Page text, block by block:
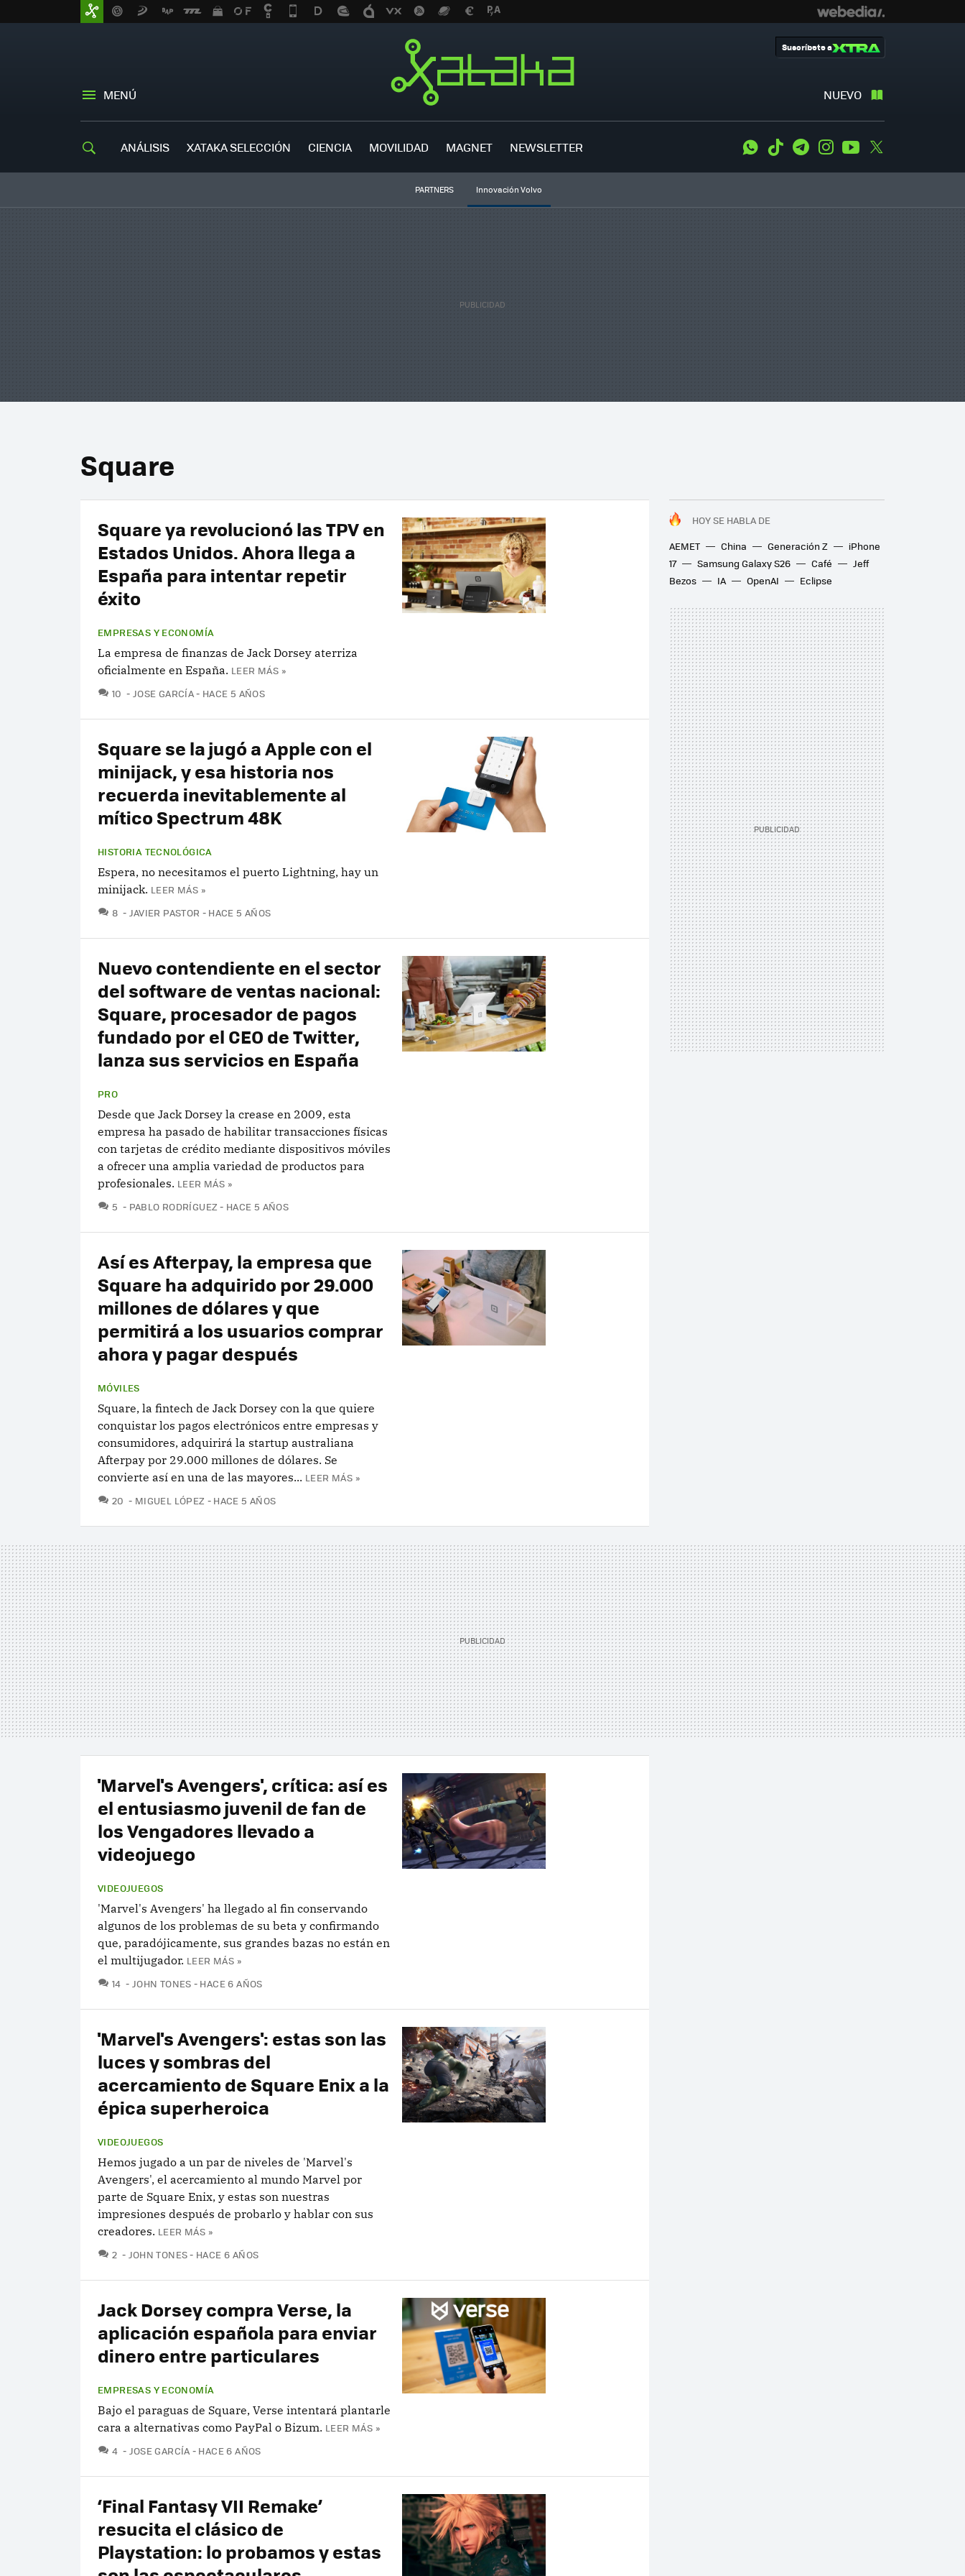
MENÚ NUEVO
Suscríbete a
ANÁLISIS XATAKA SELECCIÓN CIENCIA MOVILIDAD MAGNET NEWSLETTER WhatsApp
Tiktok TelegramInstagramYoutube
PARTNERS Innovación Volvo
Square
HOY SE HABLA DE
AEMET
China Generación Z
iPhone
17
Samsung Galaxy S26 Café
Jeff
Bezos
IA OpenAI Eclipse
Square ya revolucionó las TPV en
Estados Unidos. Ahora llega a
España para intentar repetir
éxito
EMPRESAS Y ECONOMÍA
La empresa de finanzas de Jack Dorsey aterriza
oficialmente en España. LEER MÁS »
10 COMENTARIOS
JOSE GARCÍA HACE 5 AÑOS
Square se la jugó a Apple con el
minijack, y esa historia nos
recuerda inevitablemente al
mítico Spectrum 48K
HISTORIA TECNOLÓGICA
Espera, no necesitamos el puerto Lightning, hay un
minijack. LEER MÁS »
8 COMENTARIOS
JAVIER PASTOR HACE 5 AÑOS
Nuevo contendiente en el sector
del software de ventas nacional:
Square, procesador de pagos
fundado por el CEO de Twitter,
lanza sus servicios en España
PRO
Desde que Jack Dorsey la crease en 2009, esta
empresa ha pasado de habilitar transacciones físicas
con tarjetas de crédito mediante dispositivos móviles
a ofrecer una amplia variedad de productos para
profesionales. LEER MÁS »
5 COMENTARIOS
PABLO RODRÍGUEZ HACE 5 AÑOS
Así es Afterpay, la empresa que
Square ha adquirido por 29.000
millones de dólares y que
permitirá a los usuarios comprar
ahora y pagar después
MÓVILES
Square, la fintech de Jack Dorsey con la que quiere
conquistar los pagos electrónicos entre empresas y
consumidores, adquirirá la startup australiana
Afterpay por 29.000 millones de dólares. Se
convierte así en una de las mayores... LEER MÁS »
20 COMENTARIOS
MIGUEL LÓPEZ HACE 5 AÑOS
'Marvel's Avengers', crítica: así es
el entusiasmo juvenil de fan de
los Vengadores llevado a
videojuego
VIDEOJUEGOS
'Marvel's Avengers' ha llegado al fin conservando
algunos de los problemas de su beta y confirmando
que, paradójicamente, sus grandes bazas no están en
el multijugador. LEER MÁS »
14 COMENTARIOS
JOHN TONES HACE 6 AÑOS
'Marvel's Avengers': estas son las
luces y sombras del
acercamiento de Square Enix a la
épica superheroica
VIDEOJUEGOS
Hemos jugado a un par de niveles de 'Marvel's
Avengers', el acercamiento al mundo Marvel por
parte de Square Enix, y estas son nuestras
impresiones después de probarlo y hablar con sus
creadores. LEER MÁS »
2 COMENTARIOS
JOHN TONES HACE 6 AÑOS
Jack Dorsey compra Verse, la
aplicación española para enviar
dinero entre particulares
EMPRESAS Y ECONOMÍA
Bajo el paraguas de Square, Verse intentará plantarle
cara a alternativas como PayPal o Bizum. LEER MÁS »
4 COMENTARIOS
JOSE GARCÍA HACE 6 AÑOS
‘Final Fantasy VII Remake’
resucita el clásico de
Playstation: lo probamos y estas